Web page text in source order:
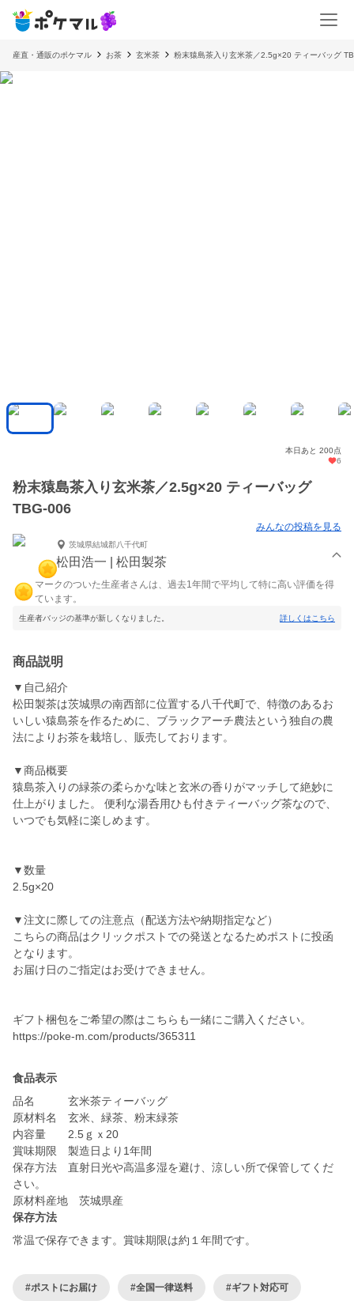
産直・通販のポケマル お茶 玄米茶 粉末猿島茶入り玄米茶／2.5g×20 ティーバッグ
本日あと 200点
6
粉末猿島茶入り玄米茶／2.5g×20 ティーバッグ
TBG-006
みんなの投稿を見る
茨城県結城郡八千代町
松田浩一 | 松田製茶
マークのついた生産者さんは、過去1年間で平均して特に高い評価を得
ています。
生産者バッジの基準が新しくなりました。 詳しくはこちら
商品説明
▼自己紹介
松田製茶は茨城県の南西部に位置する八千代町で、特徴のあるお
いしい猿島茶を作るために、ブラックアーチ農法という独自の農
法によりお茶を栽培し、販売しております。
▼商品概要
猿島茶入りの緑茶の柔らかな味と玄米の香りがマッチして絶妙に
仕上がりました。 便利な湯呑用ひも付きティーバッグ茶なので、
いつでも気軽に楽しめます。
▼数量
2.5g×20
▼注文に際しての注意点（配送方法や納期指定など）
こちらの商品はクリックポストでの発送となるためポストに投函
となります。
お届け日のご指定はお受けできません。
ギフト梱包をご希望の際はこちらも一緒にご購入ください。
https://poke-m.com/products/365311
食品表示
品名 玄米茶ティーバッグ
原材料名 玄米、緑茶、粉末緑茶
内容量 2.5ｇｘ20
賞味期限 製造日より1年間
保存方法 直射日光や高温多湿を避け、涼しい所で保管してくだ
さい。
原材料産地 茨城県産
保存方法
常温で保存できます。賞味期限は約１年間です。
#ポストにお届け #全国一律送料 #ギフト対応可